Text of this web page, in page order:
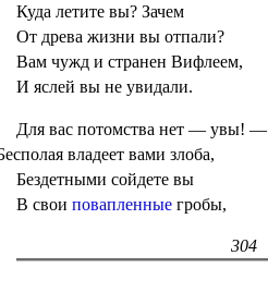
Куда летите вы? Зачем
От древа жизни вы отпали?
Вам чужд и странен Вифлеем,
И яслей вы не увидали.
Для вас потомства нет — увы! —
владеет вами злоба,
Бездетными сойдете вы
В свои повапленные гробы,
304